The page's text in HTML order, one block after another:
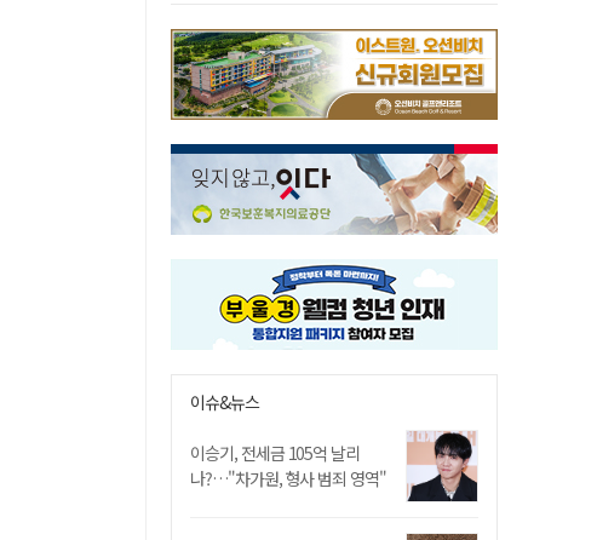
이슈&뉴스
이승기, 전세금 105억 날리
나?…"차가원, 형사 범죄 영역"